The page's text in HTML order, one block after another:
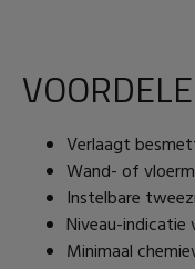
Verlaagt
Wand- of
Instelbare
Niveau-indicatie
Minimaal